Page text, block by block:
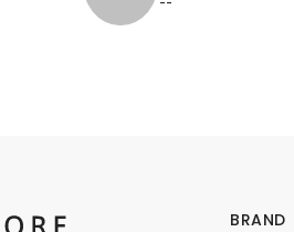
BRAND